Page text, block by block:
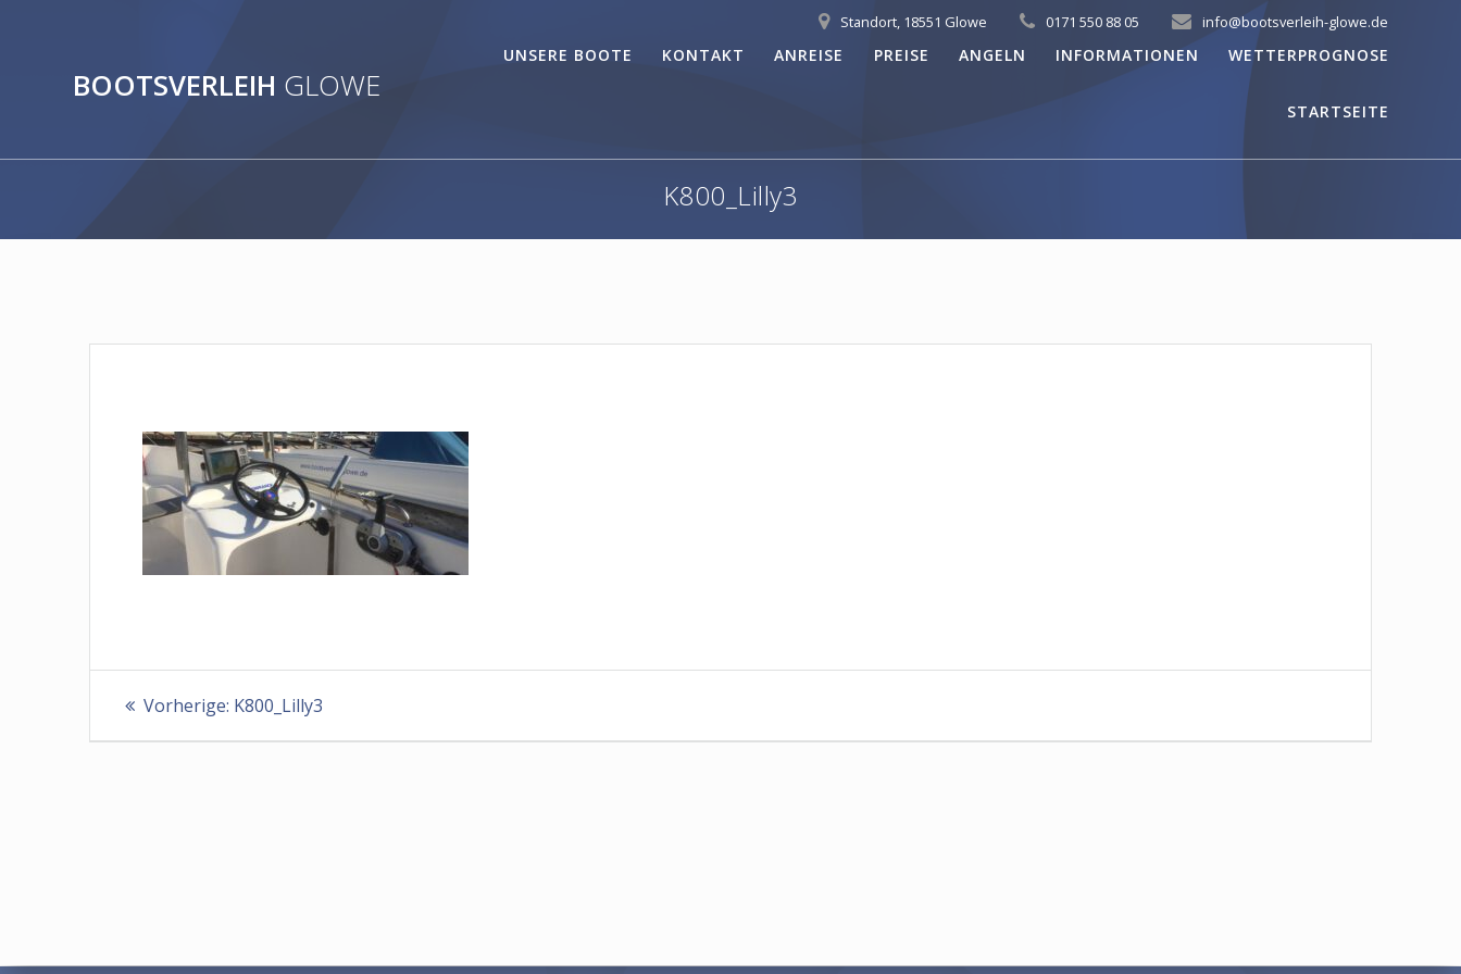
Standort, 18551 Glowe 0171 550 88 05 info@bootsverleih-glowe.de
BOOTSVERLEIH GLOWE
UNSERE BOOTE KONTAKT ANREISE PREISE ANGELN INFORMATIONEN WETTERPROGNOSE
STARTSEITE
K800_Lilly3
Beitragsnavigation
Vorherige: Vorheriger
K800_Lilly3